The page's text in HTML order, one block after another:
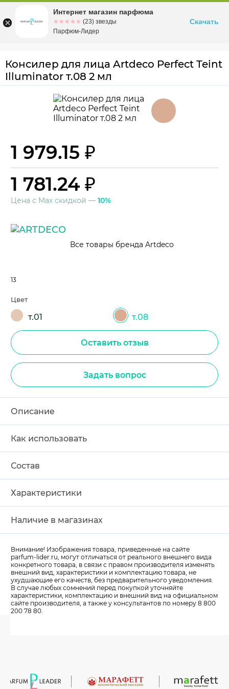
Омскул. Заозерная, 11, к. 1
Консилер для лица Artdeco Perfect Teint
Illuminator т.08 2 мл
1 979.15 ₽
1 781.24 ₽
Цена с Max скидкой — 10%
Все товары бренда Artdeco
13
Цвет
т.01 т.08
Оставить отзыв
Задать вопрос
Описание
Как использовать
Состав
Характеристики
Наличие в магазинах
Внимание! Изображения товара, приведенные на сайте
parfum-lider.ru, могут отличаться от реального внешнего вида
конкретного товара, в связи с правом производителя изменять
внешний вид, характеристики и комплектацию товара, не
ухудшающие его качеств, без предварительного уведомления.
В случае любых сомнений перед покупкой уточняйте
характеристики, комплектацию и внешний вид на официальном
сайте производителя, а также у консультантов по номеру 8 800
200 78 80.
Интернет магазин парфюма
☆☆☆☆☆
★★★★★ (23) звезды
Парфюм-Лидер
Скачать